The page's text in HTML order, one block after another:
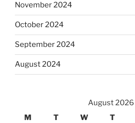
November 2024
October 2024
September 2024
August 2024
August 2026
M
T W T